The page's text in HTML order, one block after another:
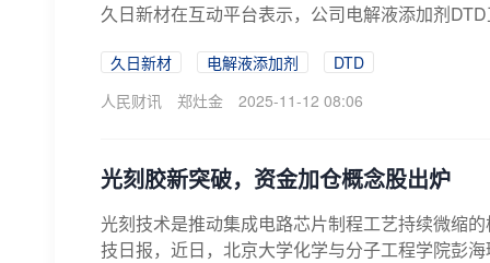
久日新材在互动平台表示，公司电解液添加剂
久日新材 电解液添加剂
DTD
人民财讯
郑灶金 2025-11-12 08:06
光刻胶新突破，资金加仓概念股出炉
光刻技术是推动集成电路芯片制程工艺持续微缩
技日报，近日，北京大学化学与分子工程学院彭